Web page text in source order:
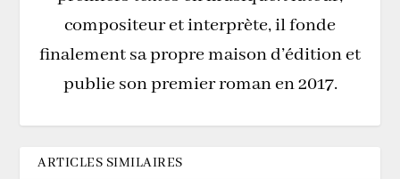
compositeur et interprète, il fonde
finalement sa propre maison d’édition et
publie son premier roman en 2017.
ARTICLES SIMILAIRES